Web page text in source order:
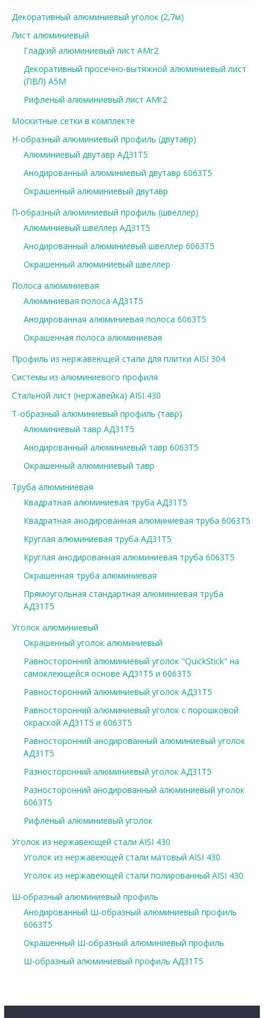
Декоративный алюминиевый уголок (2,7м)
Лист алюминиевый
Гладкий алюминиевый лист АМг2
Декоративный просечно-вытяжной алюминиевый лист
(ПВЛ) А5М
Рифленый алюминиевый лист АМг2
Москитные сетки в комплекте
Н-образный алюминиевый профиль (двутавр)
Алюминиевый двутавр АД31Т5
Анодированный алюминиевый двутавр 6063Т5
Окрашенный алюминиевый двутавр
П-образный алюминиевый профиль (швеллер)
Алюминиевый швеллер АД31Т5
Анодированный алюминиевый швеллер 6063Т5
Окрашенный алюминиевый швеллер
Полоса алюминиевая
Алюминиевая полоса АД31Т5
Анодированная алюминиевая полоса 6063Т5
Окрашенная полоса алюминиевая
Профиль из нержавеющей стали для плитки AISI 304
Системы из алюминиевого профиля
Стальной лист (нержавейка) AISI 430
Т-образный алюминиевый профиль (тавр)
Алюминиевый тавр АД31Т5
Анодированный алюминиевый тавр 6063Т5
Окрашенный алюминиевый тавр
Труба алюминиевая
Квадратная алюминиевая труба АД31Т5
Квадратная анодированная алюминиевая труба 6063Т5
Круглая алюминиевая труба АД31Т5
Круглая анодированная алюминиевая труба 6063Т5
Окрашенная труба алюминиевая
Прямоугольная стандартная алюминиевая труба
АД31Т5
Уголок алюминиевый
Окрашенный уголок алюминиевый
Равносторонний алюминиевый уголок "QuickStick" на
самоклеющейся основе АД31Т5 и 6063Т5
Равносторонний алюминиевый уголок АД31Т5
Равносторонний алюминиевый уголок с порошковой
окраской АД31Т5 и 6063Т5
Равносторонний анодированный алюминиевый уголок
АД31Т5
Разносторонний алюминиевый уголок АД31Т5
Разносторонний анодированный алюминиевый уголок
6063Т5
Рифленый алюминиевый уголок
Уголок из нержавеющей стали AISI 430
Уголок из нержавеющей стали матовый AISI 430
Уголок из нержавеющей стали полированный AISI 430
Ш-образный алюминиевый профиль
Анодированный Ш-образный алюминиевый профиль
6063Т5
Окрашенный Ш-образный алюминиевый профиль
Ш-образный алюминиевый профиль АД31Т5